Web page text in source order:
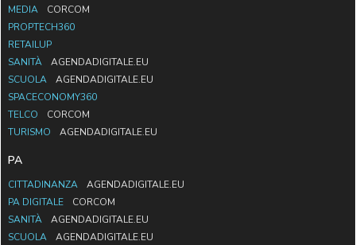
MEDIA
CORCOM
PROPTECH360
RETAILUP
SANITÀ
AGENDADIGITALE.EU
SCUOLA
AGENDADIGITALE.EU
SPACECONOMY360
TELCO
CORCOM
TURISMO
AGENDADIGITALE.EU
PA
CITTADINANZA
AGENDADIGITALE.EU
PA DIGITALE
CORCOM
SANITÀ
AGENDADIGITALE.EU
SCUOLA
AGENDADIGITALE.EU